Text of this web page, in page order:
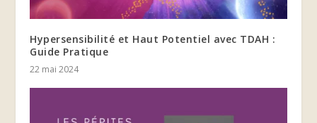
Hypersensibilité et Haut Potentiel avec TDAH :
Guide Pratique
22 mai 2024